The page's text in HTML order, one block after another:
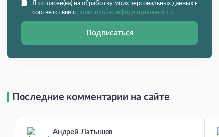
Я согласен(на) на обработку моих персональных данных в
соответствии с политикой конфиденциальности.
Подписаться
Последние комментарии на сайте
Андрей Латышев